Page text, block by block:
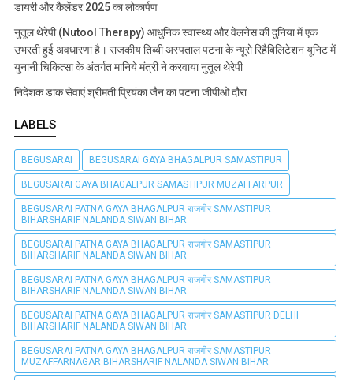
डायरी और कैलेंडर 2025 का लोकार्पण
नुतूल थेरेपी (Nutool Therapy) आधुनिक स्वास्थ्य और वेलनेस की दुनिया में एक
उभरती हुई अवधारणा है। राजकीय तिब्बी अस्पताल पटना के न्यूरो रिहैबिलिटेशन यूनिट में
युनानी चिकित्सा के अंतर्गत मानिये मंत्री ने करवाया नुतूल थेरेपी
निदेशक डाक सेवाएं श्रीमती प्रियंका जैन का पटना जीपीओ दौरा
LABELS
BEGUSARAI BEGUSARAI GAYA BHAGALPUR SAMASTIPUR
BEGUSARAI GAYA BHAGALPUR SAMASTIPUR MUZAFFARPUR
BEGUSARAI PATNA GAYA BHAGALPUR राजगीर SAMASTIPUR
BIHARSHARIF NALANDA SIWAN BIHAR
BEGUSARAI PATNA GAYA BHAGALPUR राजगीर SAMASTIPUR
BIHARSHARIF NALANDA SIWAN BIHAR
BEGUSARAI PATNA GAYA BHAGALPUR राजगीर SAMASTIPUR
BIHARSHARIF NALANDA SIWAN BIHAR
BEGUSARAI PATNA GAYA BHAGALPUR राजगीर SAMASTIPUR DELHI
BIHARSHARIF NALANDA SIWAN BIHAR
BEGUSARAI PATNA GAYA BHAGALPUR राजगीर SAMASTIPUR
MUZAFFARNAGAR BIHARSHARIF NALANDA SIWAN BIHAR